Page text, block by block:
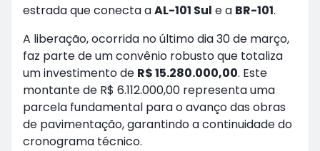
estrada que conecta aAL-101 Sul e a BR-101.
A liberação, ocorrida no último dia 30 de março,
faz parte de um convênio robusto que totaliza
um investimento de R$ 15.280.000,00. Este
montante de R$ 6.112.000,00 representa uma
parcela fundamental para o avanço das obras
de pavimentação, garantindo a continuidade do
cronograma técnico.